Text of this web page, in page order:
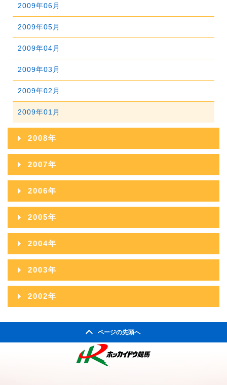
2013年01月
2012年02月
2012年01月
2011年03月
2011年02月
2011年01月
2009年06月
2009年05月
2009年04月
2009年03月
2009年02月
2009年01月
2008年
2008年12月
2008年11月
2008年10月
2008年09月
2008年08月
2008年07月
2008年06月
2008年05月
2007年
2007年12月
2007年11月
2007年10月
2007年09月
2007年08月
2007年07月
2006年
2006年12月
2006年11月
2006年10月
2006年09月
2006年08月
2005年
2005年12月
2005年11月
2005年10月
2005年09月
2005年08月
2005年07月
2004年
2004年12月
2004年11月
2004年10月
2003年
2003年12月
2002年
ページの先頭へ